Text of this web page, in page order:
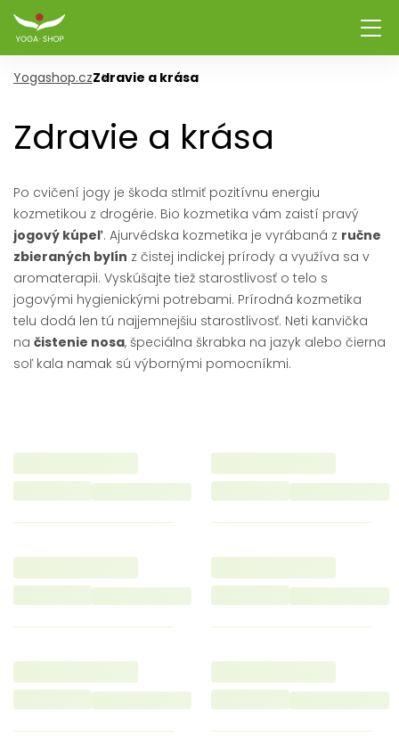
Yogashop.czZdravie a krása
Zdravie a krása
Po cvičení jogy je škoda stlmiť pozitívnu energiu
kozmetikou z drogérie. Bio kozmetika vám zaistí pravý
jogový kúpeľ. Ajurvédska kozmetika je vyrábaná z ručne
zbieraných bylín z čistej indickej prírody a využíva sa v
aromaterapii. Vyskúšajte tiež starostlivosť o telo s
jogovými hygienickými potrebami. Prírodná kozmetika
telu dodá len tú najjemnejšiu starostlivosť. Neti kanvička
na čistenie nosa, špeciálna škrabka na jazyk alebo čierna
soľ kala namak sú výbornými pomocníkmi.